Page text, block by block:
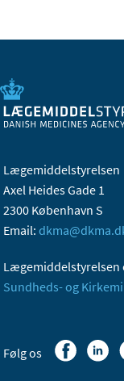
Lægemiddelstyrelsen
Axel Heides Gade 1
2300 København S
Email:
Lægemiddelstyrelsen
Sundheds- og
Følg os